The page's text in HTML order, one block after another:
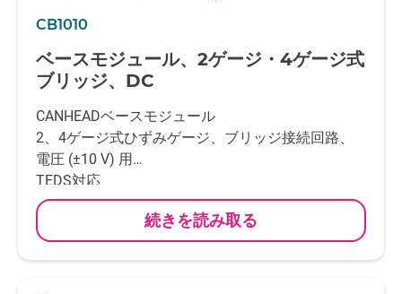
CB1010
ベースモジュール、2ゲージ・4ゲージ式
ブリッジ、DC
CANHEADベースモジュール
2、4ゲージ式ひずみゲージ、ブリッジ接続回路、
電圧 (±10 V) 用
TEDS対応
精度等級： 0.1 (SG)、0.2 (電圧)
チャンネル数：10チャンネル接続
センサ接続：RJ45プラグ
CANバス接続： DeviceNet M12プラグ
続きを読み取る